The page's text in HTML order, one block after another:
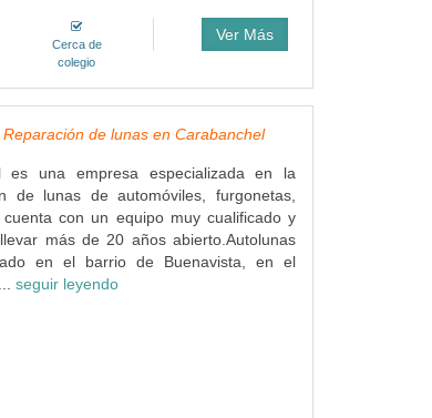
Cerca de
colegio
Ver Más
de lunas en Carabanchel
es una empresa especializada en la
de lunas de automóviles, furgonetas,
con un equipo muy cualificado y
más de 20 años abierto.Autolunas
en el barrio de Buenavista, en el
seguir leyendo